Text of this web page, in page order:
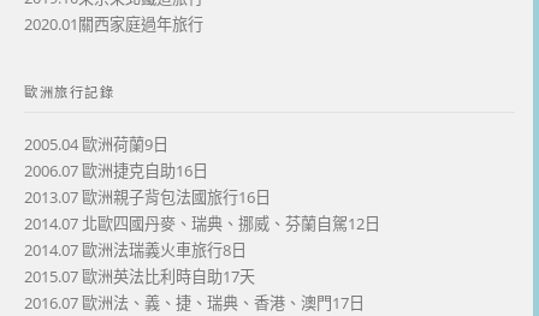
2020.01關西家庭過年旅行
歐洲旅行記錄
2005.04 歐洲荷蘭9日
2006.07 歐洲捷克自助16日
2013.07 歐洲親子背包法國旅行16日
2014.07 北歐四國丹麥、瑞典、挪威、芬蘭自駕12日
2014.07 歐洲法瑞義火車旅行8日
2015.07 歐洲英法比利時自助17天
2016.07 歐洲法、義、捷、瑞典、香港、澳門17日